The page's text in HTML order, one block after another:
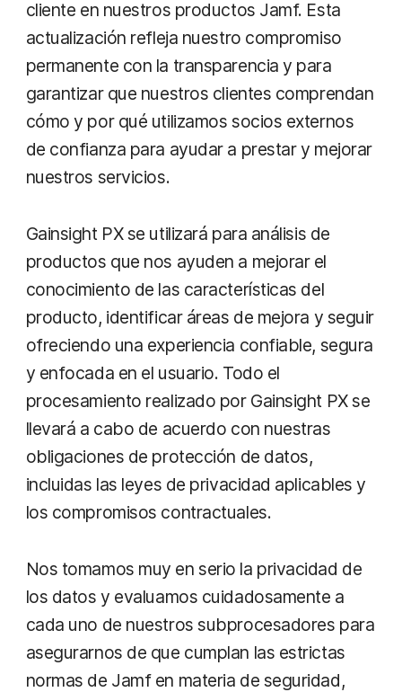
cliente en nuestros productos Jamf. Esta
actualización refleja nuestro compromiso
permanente con la transparencia y para
garantizar que nuestros clientes comprendan
cómo y por qué utilizamos socios externos
de confianza para ayudar a prestar y mejorar
nuestros servicios.
Gainsight PX se utilizará para análisis de
productos que nos ayuden a mejorar el
conocimiento de las características del
producto, identificar áreas de mejora y seguir
ofreciendo una experiencia confiable, segura
y enfocada en el usuario. Todo el
procesamiento realizado por Gainsight PX se
llevará a cabo de acuerdo con nuestras
obligaciones de protección de datos,
incluidas las leyes de privacidad aplicables y
los compromisos contractuales.
Nos tomamos muy en serio la privacidad de
los datos y evaluamos cuidadosamente a
cada uno de nuestros subprocesadores para
asegurarnos de que cumplan las estrictas
normas de Jamf en materia de seguridad,